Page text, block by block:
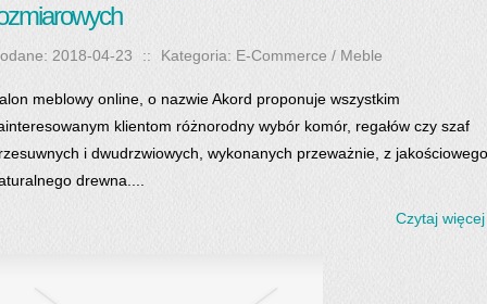
2018-04-23 :: Kategoria: E-Commerce / Meble
meblowy online, o nazwie Akord proponuje wszystkim
klientom różnorodny wybór komór, regałów czy szaf
i dwudrzwiowych, wykonanych przeważnie, z
drewna....
Czytaj